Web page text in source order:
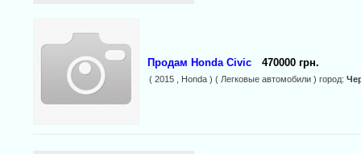
Продам Honda Civic 470000 грн.
( 2015 , Honda ) ( Легковые автомобили ) город: